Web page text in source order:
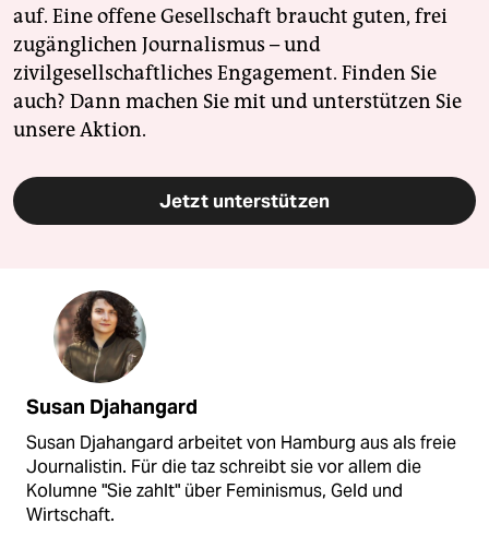
auf. Eine offene Gesellschaft braucht guten, frei
zugänglichen Journalismus – und
zivilgesellschaftliches Engagement. Finden Sie
auch? Dann machen Sie mit und unterstützen Sie
unsere Aktion.
Jetzt unterstützen
Susan Djahangard
Susan Djahangard arbeitet von Hamburg aus als freie
Journalistin. Für die taz schreibt sie vor allem die
Kolumne "Sie zahlt" über Feminismus, Geld und
Wirtschaft.